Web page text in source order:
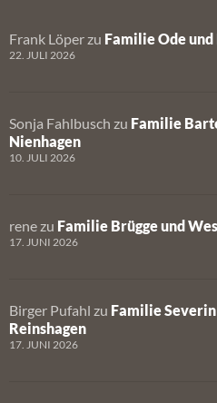
Frank Löper zu Familie Ode
22. JULI 2026
Sonja Fahlbusch zu Familie
Nienhagen
10. JULI 2026
rene zu Familie Brügge und
17. JUNI 2026
Birger Pufahl zu Familie Severin
Reinshagen
17. JUNI 2026